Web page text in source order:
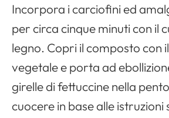
Incorpora i carciofini ed
per circa cinque minuti con il
legno. Copri il composto con
vegetale e porta ad
girelle di fettuccine nella
cuocere in base alle istruzioni